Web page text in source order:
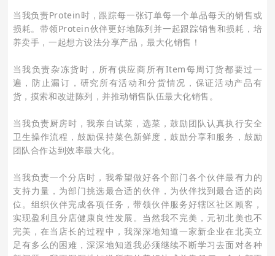
当我负责Protein时，跟踪每一张订单每一个单品每天的销售或
损耗。带领Protein伙伴更好地陈列并一起跟踪销售和损耗，培
养卖手，一起想方设法分享产品，最大化销售！
当我负责杂冻货时，所有供应商所有Item每周订货都要过一
遍，防止漏订，研究所有活动和分货情况，保证活动产品有
货，摸索和改进陈列，并推动销售队伍最大化销售。
当我负责厨房时，我亲自试菜，选菜，鼓励团队认真执行安全
卫生操作流程，鼓励保持菜色新鲜度，鼓励分享和服务，鼓励
团队合作达到效率最大化。
当我负责一个分店时，我希望做好各个部门各个伙伴最有力的
支持力量，为部门挑选最合适的伙伴，为伙伴找到最合适的岗
位。组织伙伴完成各项任务，带领伙伴服务好辖区社区顾客，
实现盈利且分店健康良性发展。当然我不完美，元初北美也不
完美，在当店长的过程中，我深深地知道一家新企业在北美立
足有多么的困难，深深地知道我必须继续不断学习去面对各种